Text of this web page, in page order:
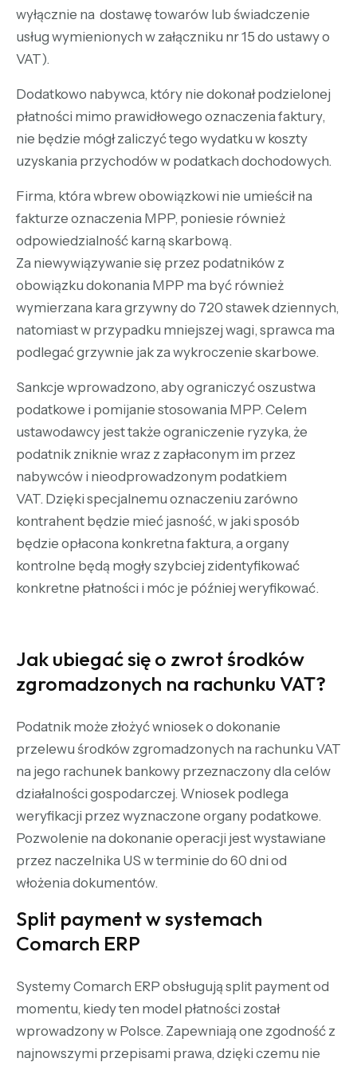
wyłącznie na dostawę towarów lub świadczenie
usług wymienionych w załączniku nr 15 do ustawy o
VAT).
Dodatkowo nabywca, który nie dokonał podzielonej
płatności mimo prawidłowego oznaczenia faktury,
nie będzie mógł zaliczyć tego wydatku w koszty
uzyskania przychodów w podatkach dochodowych.
Firma, która wbrew obowiązkowi nie umieścił na
fakturze oznaczenia MPP, poniesie również
odpowiedzialność karną skarbową.
Za niewywiązywanie się przez podatników z
obowiązku dokonania MPP ma być również
wymierzana kara grzywny do 720 stawek dziennych,
natomiast w przypadku mniejszej wagi, sprawca ma
podlegać grzywnie jak za wykroczenie skarbowe.
Sankcje wprowadzono, aby ograniczyć oszustwa
podatkowe i pomijanie stosowania MPP. Celem
ustawodawcy jest także ograniczenie ryzyka, że
podatnik zniknie wraz z zapłaconym im przez
nabywców i nieodprowadzonym podatkiem
VAT. Dzięki specjalnemu oznaczeniu zarówno
kontrahent będzie mieć jasność, w jaki sposób
będzie opłacona konkretna faktura, a organy
kontrolne będą mogły szybciej zidentyfikować
konkretne płatności i móc je później weryfikować.
Jak ubiegać się o zwrot środków
zgromadzonych na rachunku VAT?
Podatnik może złożyć wniosek o dokonanie
przelewu środków zgromadzonych na rachunku VAT
na jego rachunek bankowy przeznaczony dla celów
działalności gospodarczej. Wniosek podlega
weryfikacji przez wyznaczone organy podatkowe.
Pozwolenie na dokonanie operacji jest wystawiane
przez naczelnika US w terminie do 60 dni od
włożenia dokumentów.
Split payment w systemach
Comarch ERP
Systemy Comarch ERP obsługują split payment od
momentu, kiedy ten model płatności został
wprowadzony w Polsce. Zapewniają one zgodność z
najnowszymi przepisami prawa, dzięki czemu nie